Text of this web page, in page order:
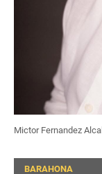
Mictor Fernandez
BARAHONA